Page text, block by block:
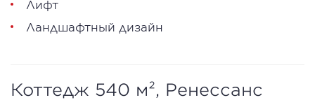
Лифт
Ландшафтный дизайн
Коттедж 540 м², Ренессанс